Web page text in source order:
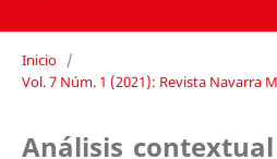
Inicio /
Vol. 7 Núm. 1 (2021): Revista Navarra
Análisis